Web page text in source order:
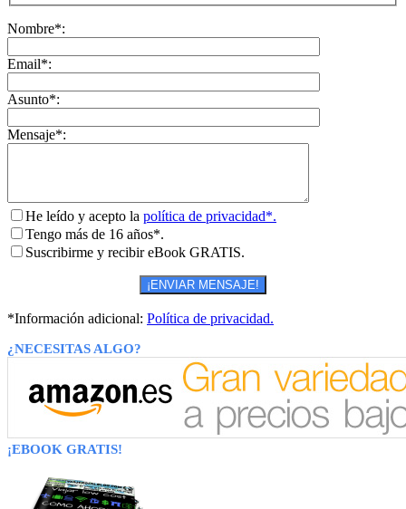
Nombre*:
Email*:
Asunto*:
Mensaje*:
He leído y acepto la política de privacidad*.
Tengo más de 16 años*.
Suscribirme y recibir eBook GRATIS.
*Información adicional: Política de privacidad.
¿NECESITAS ALGO?
¡EBOOK GRATIS!